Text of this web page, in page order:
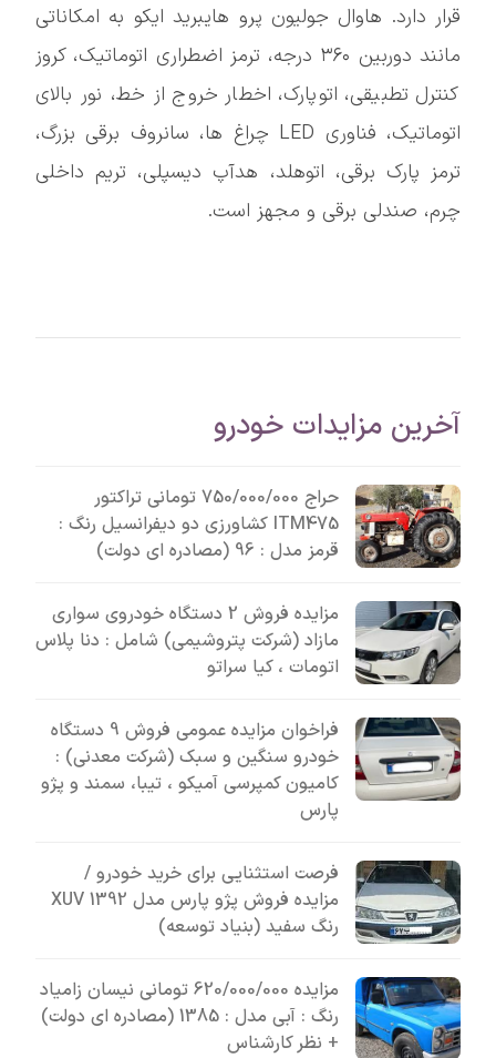
قرار دارد. هاوال جولیون پرو هایبرید ایکو به امکاناتی
مانند دوربین ۳۶۰ درجه، ترمز اضطراری اتوماتیک، کروز
کنترل تطبیقی، اتوپارک، اخطار خروج از خط، نور بالای
اتوماتیک، فناوری LED چراغ ها، سانروف برقی بزرگ،
ترمز پارک برقی، اتوهلد، هدآپ دیسپلی، تریم داخلی
چرم، صندلی برقی و مجهز است.
آخرین مزایدات خودرو
حراج 750/000/000 تومانی تراکتور
ITM475 کشاورزی دو دیفرانسیل رنگ :
قرمز مدل : 96 (مصادره ای دولت)
مزایده فروش 2 دستگاه خودروی سواری
مازاد (شرکت پتروشیمی) شامل : دنا پلاس
اتومات ، کیا سراتو
فراخوان مزایده عمومی فروش 9 دستگاه
خودرو سنگین و سبک (شرکت معدنی) :
کامیون کمپرسی آمیکو ، تیبا، سمند و پژو
پارس
فرصت استثنایی برای خرید خودرو /
مزایده فروش پژو پارس مدل 1392 XUV
رنگ سفید (بنیاد توسعه)
مزایده 620/000/000 تومانی نیسان زامیاد
رنگ : آبی مدل : 1385 (مصادره ای دولت)
+ نظر کارشناس